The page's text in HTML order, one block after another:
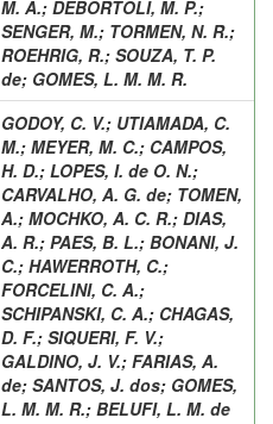
M. A.; DEBORTOLI, M. P.;
SENGER, M.; TORMEN, N. R.;
ROEHRIG, R.; SOUZA, T. P.
de; GOMES, L. M. M. R.
GODOY, C. V.; UTIAMADA, C.
M.; MEYER, M. C.; CAMPOS,
H. D.; LOPES, I. de O. N.;
CARVALHO, A. G. de; TOMEN,
A.; MOCHKO, A. C. R.; DIAS,
A. R.; PAES, B. L.; BONANI, J.
C.; HAWERROTH, C.;
FORCELINI, C. A.;
SCHIPANSKI, C. A.; CHAGAS,
D. F.; SIQUERI, F. V.;
GALDINO, J. V.; FARIAS, A.
de; SANTOS, J. dos; GOMES,
L. M. M. R.; BELUFI, L. M. de